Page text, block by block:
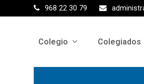
968 22 30 79
Colegio Colegiados